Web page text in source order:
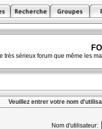
très sérieux forum que même les
Veuillez entrer votre nom
Nom d'utilisateur: